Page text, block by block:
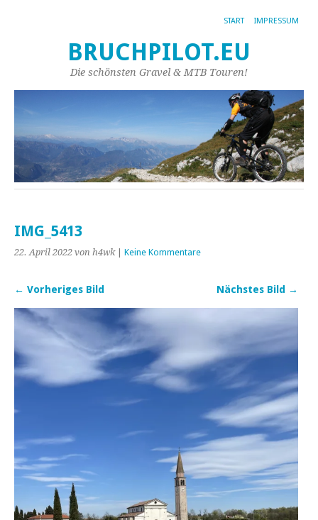
START IMPRESSUM
BRUCHPILOT.EU
Die schönsten Gravel & MTB Touren!
IMG_5413
22. April 2022 von h4wk| Keine Kommentare
← Vorheriges Bild Nächstes Bild →